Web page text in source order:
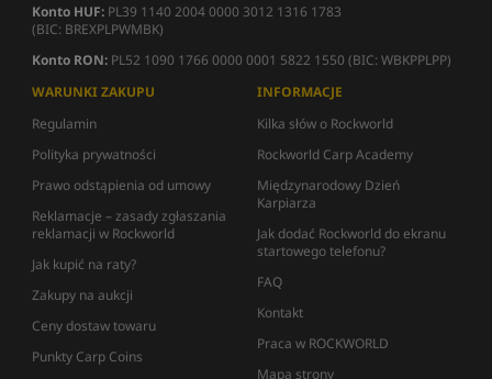
Konto HUF: PL39 1140 2004 0000 3012 1316 1783
(BIC: BREXPLPWMBK)
Konto RON: PL52 1090 1766 0000 0001 5822 1550 (BIC: WBKPPLPP)
WARUNKI ZAKUPU
Regulamin
Polityka prywatności
Prawo odstąpienia od umowy
Reklamacje – zasady zgłaszania
reklamacji w Rockworld
Jak kupić na raty?
Zakupy na aukcji
Ceny dostaw towaru
Punkty Carp Coins
INFORMACJE
Kilka słów o Rockworld
Rockworld Carp Academy
Międzynarodowy Dzień
Karpiarza
Jak dodać Rockworld do ekranu
startowego telefonu?
FAQ
Kontakt
Praca w ROCKWORLD
Mapa strony